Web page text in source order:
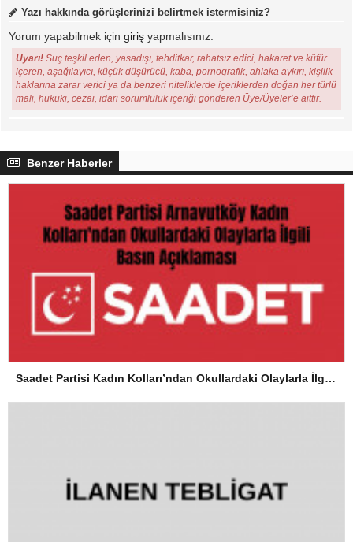
Yazı hakkında görüşlerinizi belirtmek istermisiniz?
Yorum yapabilmek için giriş yapmalısınız.
Uyarı! Suç teşkil eden, yasadışı, tehditkar, rahatsız edici, hakaret ve küfür
içeren, aşağılayıcı, küçük düşürücü, kaba, pornografik, ahlaka aykırı, kişilik
haklarına zarar verici ya da benzeri niteliklerde içeriklerden doğan her türlü
mali, hukuki, cezai, idari sorumluluk içeriği gönderen Üye/Üyeler’e aittir.
Benzer Haberler
Saadet Partisi Kadın Kolları’ndan Okullardaki Olaylarla İlgili Basın Açıklaması